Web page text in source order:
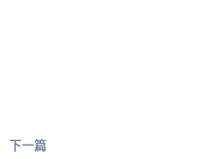
下一篇